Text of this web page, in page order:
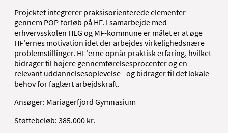
Projektet integrerer praksisorienterede elementer
gennem POP-forløb på HF. I samarbejde med
erhvervsskolen HEG og MF-kommune er målet er at øge
HF'ernes motivation idet der arbejdes virkelighedsnære
problemstillinger. HF'erne opnår praktisk erfaring, hvilket
bidrager til højere gennemførelsesprocenter og en
relevant uddannelsesoplevelse - og bidrager til det lokale
behov for faglært arbejdskraft.
Ansøger: Mariagerfjord Gymnasium
Støttebeløb: 385.000 kr.